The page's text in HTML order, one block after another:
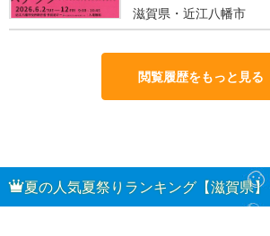
滋賀県・近江八幡市
閲覧履歴をもっと見る
夏の人気夏祭りランキング【滋賀県】